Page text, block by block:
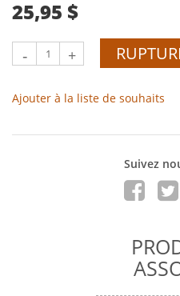
25,95 $
- +
Ajouter à la liste de souhaits
Suivez